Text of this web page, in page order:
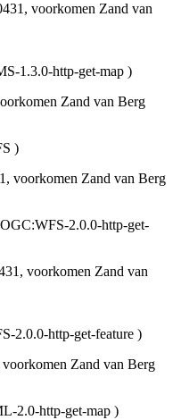
voorkomen Zand van
1.3.0-http-get-map )
Zand van Berg
)
voorkomen Zand van Berg
OGC:WFS-2.0.0-http-get-
voorkomen Zand van
2.0.0-http-get-feature )
Zand van Berg
2.0-http-get-map )